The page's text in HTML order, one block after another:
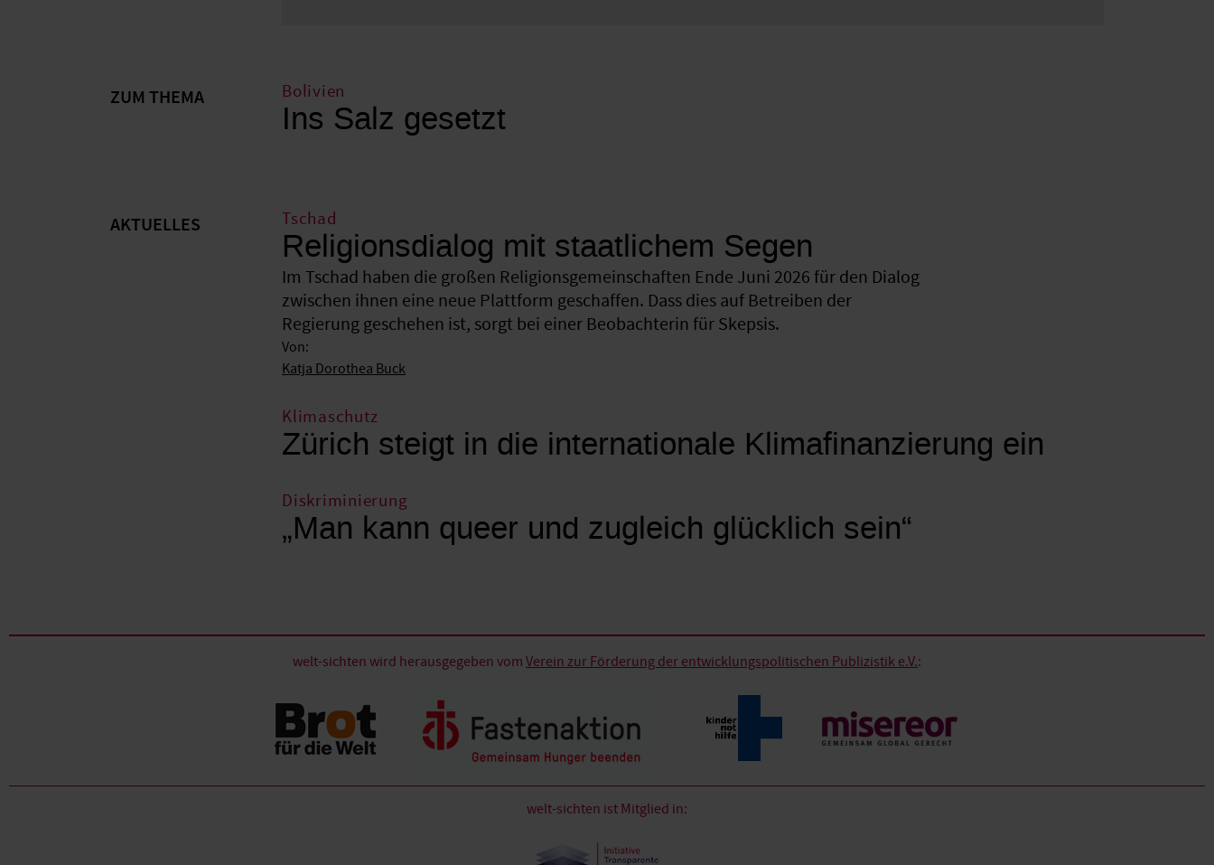
ZUM THEMA Bolivien
Ins Salz gesetzt
AKTUELLES Tschad
Religionsdialog mit staatlichem Segen
Im Tschad haben die großen Religionsgemeinschaften Ende Juni 2026 für den Dialog
zwischen ihnen eine neue Plattform geschaffen. Dass dies auf Betreiben der
Regierung geschehen ist, sorgt bei einer Beobachterin für Skepsis.
Von:
Katja Dorothea Buck
Klimaschutz
Zürich steigt in die internationale Klimafinanzierung ein
Diskriminierung
„Man kann queer und zugleich glücklich sein“
welt-sichten wird herausgegeben vom Verein zur Förderung der entwicklungspolitischen Publizistik e.V.:
welt-sichten ist Mitglied in: